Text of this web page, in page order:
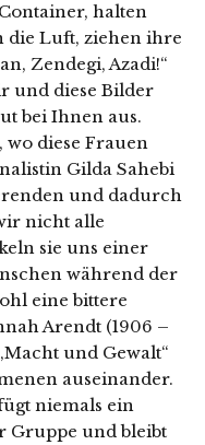
halten
die Luft, ziehen ihre
Zendegi, Azadi!“
und diese Bilder
bei Ihnen aus.
diese Frauen
Gilda Sahebi
und dadurch
nicht alle
sie uns einer
während der
eine bittere
Arendt (1906 –
und Gewalt“
auseinander.
niemals ein
Gruppe und bleibt